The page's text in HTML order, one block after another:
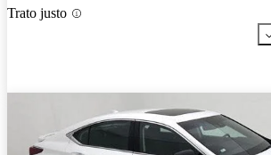
Trato justo